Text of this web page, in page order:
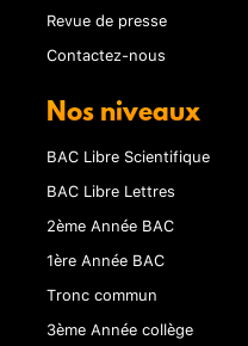
Revue de presse
Contactez-nous
Nos niveaux
BAC Libre Scientifique
BAC Libre Lettres
2ème Année BAC
1ère Année BAC
Tronc commun
3ème Année collège